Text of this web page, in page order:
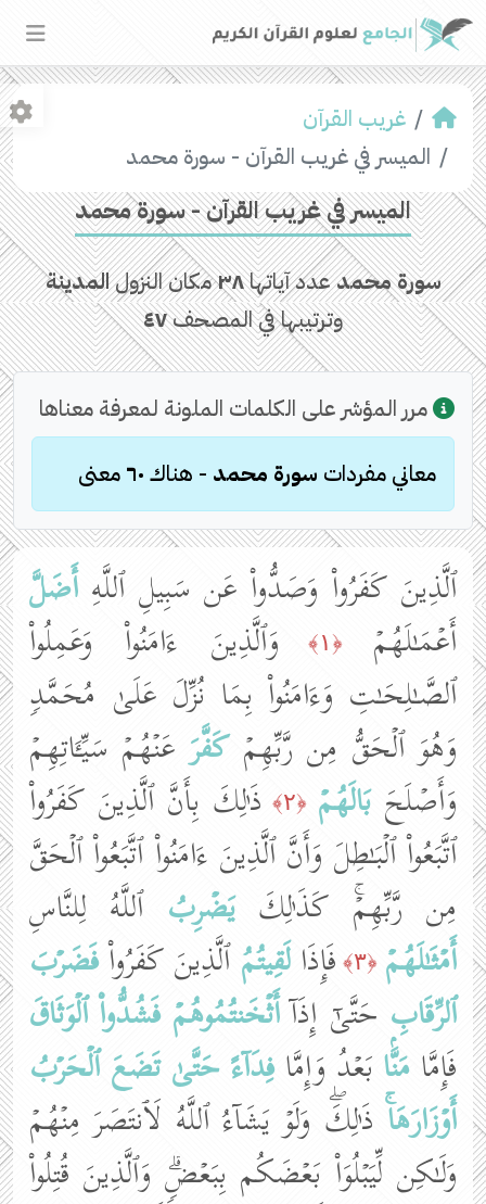
غريب القرآن
الميسر في غريب القرآن - سورة محمد
الميسر في غريب القرآن - سورة محمد
سورة محمدعدد آياتها٣٨مكان النزولالمدينة
وترتيبها في المصحف٤٧
مرر المؤشر على الكلمات الملونة لمعرفة معناها
معاني مفردات سورة محمد - هناك ٦٠ معنى
ٱلَّذِینَ كَفَرُوا۟ وَصَدُّوا۟ عَن سَبِیلِ ٱللَّهِ أَضَلَّ
أَعۡمَـٰلَهُمۡ
﴿١﴾
وَٱلَّذِینَ ءَامَنُوا۟ وَعَمِلُوا۟
ٱلصَّـٰلِحَـٰتِ وَءَامَنُوا۟ بِمَا نُزِّلَ عَلَىٰ مُحَمَّدࣲ
وَهُوَ ٱلۡحَقُّ مِن رَّبِّهِمۡكَفَّرَعَنۡهُمۡ سَیِّـَٔاتِهِمۡ
وَأَصۡلَحَبَالَهُمۡ ﴿٢﴾
ذَ ٰ⁠لِكَ بِأَنَّ ٱلَّذِینَ كَفَرُوا۟
ٱتَّبَعُوا۟ ٱلۡبَـٰطِلَ وَأَنَّ ٱلَّذِینَ ءَامَنُوا۟ ٱتَّبَعُوا۟ ٱلۡحَقَّ
مِن رَّبِّهِمۡۚ كَذَ ٰ⁠لِكَیَضۡرِبُ ٱللَّهُ لِلنَّاسِ
أَمۡثَـٰلَهُمۡ ﴿٣﴾ فَإِذَالَقِیتُمُ ٱلَّذِینَ كَفَرُوا۟فَضَرۡبَ
ٱلرِّقَابِ حَتَّىٰۤ إِذَاۤأَثۡخَنتُمُوهُمۡ فَشُدُّوا۟ ٱلۡوَثَاقَ
فَإِمَّا مَنَّۢا بَعۡدُ وَإِمَّافِدَاۤءً حَتَّىٰ تَضَعَ ٱلۡحَرۡبُ
أَوۡزَارَهَاۚ ذَ ٰ⁠لِكَۖ وَلَوۡ یَشَاۤءُ ٱللَّهُ لَٱنتَصَرَ مِنۡهُمۡ
وَلَـٰكِن لِّیَبۡلُوَا۟ بَعۡضَكُم بِبَعۡضࣲۗ وَٱلَّذِینَ قُتِلُوا۟